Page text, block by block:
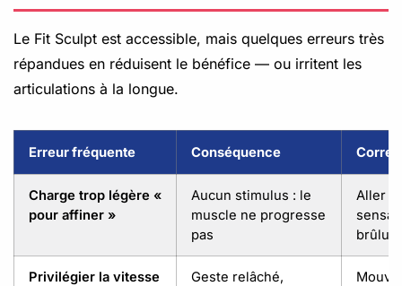
Le Fit Sculpt est accessible, mais quelques erreurs très
répandues en réduisent le bénéfice — ou irritent les
articulations à la longue.
Erreur fréquente Conséquence
Charge trop légère «
pour affiner »
Aucun stimulus : le
muscle ne progresse
pas
Aller
brûlure
Privilégier la vitesse
Geste relâché,